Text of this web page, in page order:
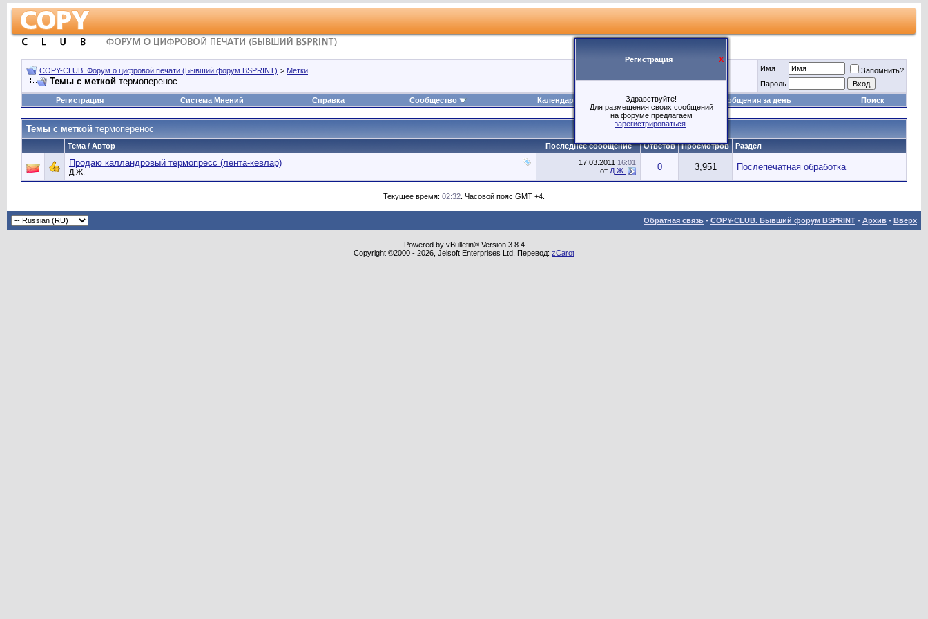
X
Регистрация
Здравствуйте!
Для размещения своих сообщений
на форуме предлагаем
зарегистрироваться
COPY-CLUB. Форум о цифровой печати (Бывший форум BSPRINT) > Метки
Темы с меткой термоперенос
Имя
Запомнить?
Пароль
Регистрация
Система Мнений Справка Сообщество Календарь Игры Сообщения за день Поиск
Темы с меткой термоперенос
Тема / Автор Последнее сообщение Ответов Просмотров Раздел
Продаю калландровый термопресс (лента-кевлар)
Д.Ж.
17.03.2011 16:01
от Д.Ж. 0 3,951 Послепечатная обработка
Текущее время: 02:32 . Часовой пояс GMT +4.
Обратная связь - COPY-CLUB. Бывший форум BSPRINT - Архив - Вверх
Powered by vBulletin® Version 3.8.4
Copyright ©2000 - 2026, Jelsoft Enterprises Ltd. Перевод: zCarot